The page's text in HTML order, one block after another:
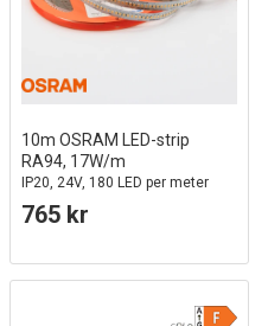
10m OSRAM LED-strip
RA94, 17W/m
IP20, 24V, 180 LED per meter
765 kr